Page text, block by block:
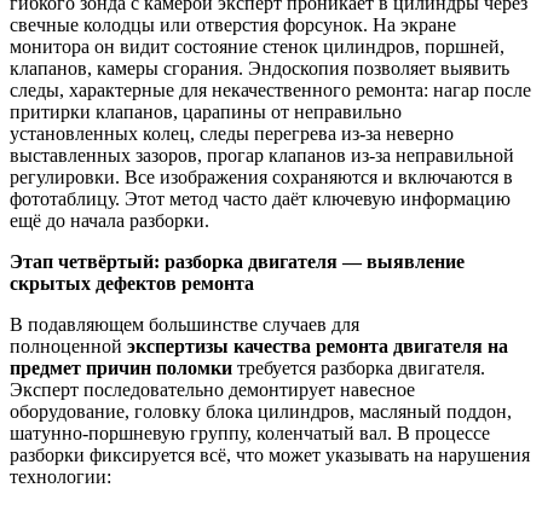
свечные колодцы или отверстия форсунок. На экране
монитора он видит состояние стенок цилиндров, поршней,
клапанов, камеры сгорания. Эндоскопия позволяет выявить
следы, характерные для некачественного ремонта: нагар после
притирки клапанов, царапины от неправильно
установленных колец, следы перегрева из-за неверно
выставленных зазоров, прогар клапанов из-за неправильной
регулировки. Все изображения сохраняются и включаются в
фототаблицу. Этот метод часто даёт ключевую информацию
ещё до начала разборки.
Этап четвёртый: разборка двигателя — выявление
скрытых дефектов ремонта
В подавляющем большинстве случаев для
полноценной экспертизы качества ремонта двигателя на
предмет причин поломки требуется разборка двигателя.
Эксперт последовательно демонтирует навесное
оборудование, головку блока цилиндров, масляный поддон,
шатунно-поршневую группу, коленчатый вал. В процессе
разборки фиксируется всё, что может указывать на нарушения
технологии: